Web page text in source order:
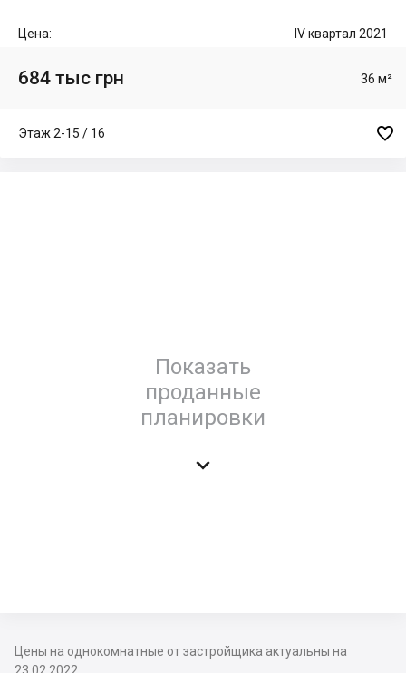
Цена: IV квартал 2021
684 тыс грн 36 м²
Этаж 2-15 / 16 
Показать
проданные
планировки

Цены на однокомнатные от застройщика актуальны на